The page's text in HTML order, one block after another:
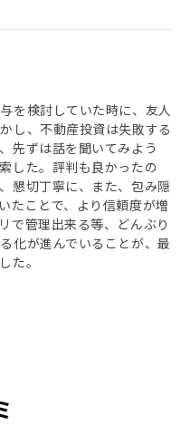
を検討していた時に、友人
し、不動産投資は失敗する
先ずは話を聞いてみよう
した。評判も良かったの
懇切丁寧に、また、包み隠
たことで、より信頼度が増
で管理出来る等、どんぶり
化が進んでいることが、最
た。